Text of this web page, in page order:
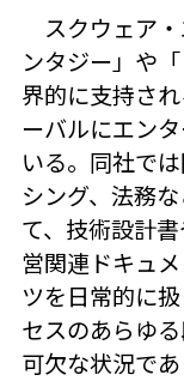
スクウェア
ンタジー」や
界的に支持さ
ーバルにエン
いる。同社で
シング、法務
て、技術設計
営関連ドキュ
ツを日常的に
セスのあらゆ
可欠な状況であ